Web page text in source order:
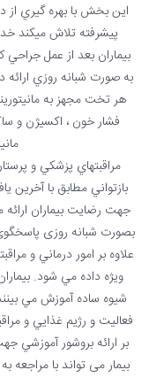
اين بخش با بهره گيري از
پيشرفته تلاش ميكند
فشار خون ، اكسيژن و
مراقبتهاي پزشكي و
بازتواني مطابق با آخرين
جهت رضايت بيماران
بصورت شبانه روزی
ويژه داده مي شود.
شيوه ساده آموزش مي
فعاليت و رژيم غذايي و
بر ارائه بروشور آموزشي
بیمار می تواند با مراجعه